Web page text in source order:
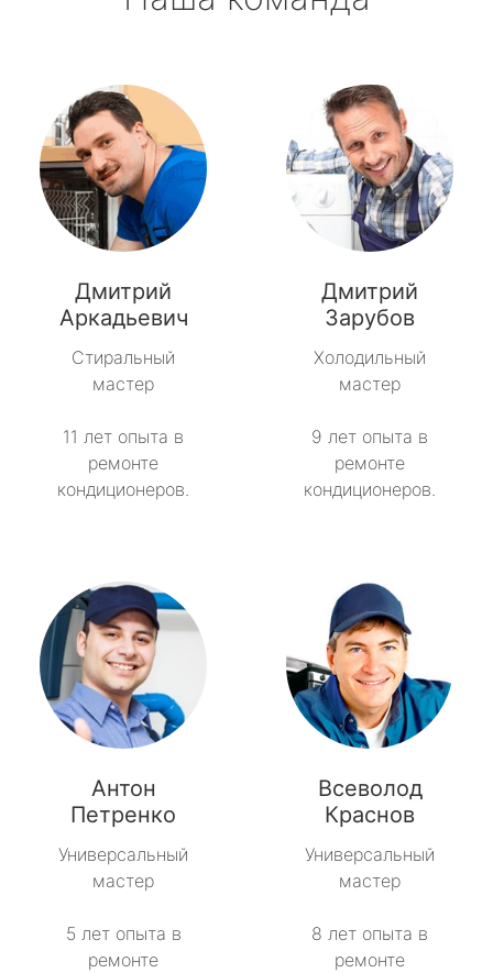
Дмитрий
Аркадьевич
Стиральный
мастер
11 лет опыта в
ремонте
кондиционеров.
Дмитрий
Зарубов
Холодильный
мастер
9 лет опыта в
ремонте
кондиционеров.
Антон
Петренко
Универсальный
мастер
5 лет опыта в
ремонте
Всеволод
Краснов
Универсальный
мастер
8 лет опыта в
ремонте